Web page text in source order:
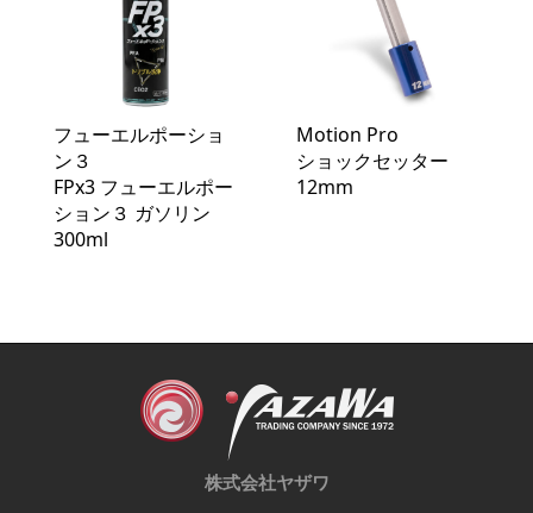
フューエルポーショ
ン３
FPx3 フューエルポー
ション３ ガソリン
300ml
Motion Pro
ショックセッター
12mm
株式会社ヤザワ